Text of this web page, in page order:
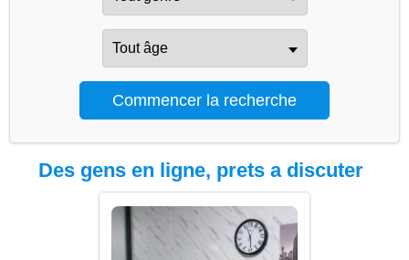
Des gens en ligne, prets a discuter